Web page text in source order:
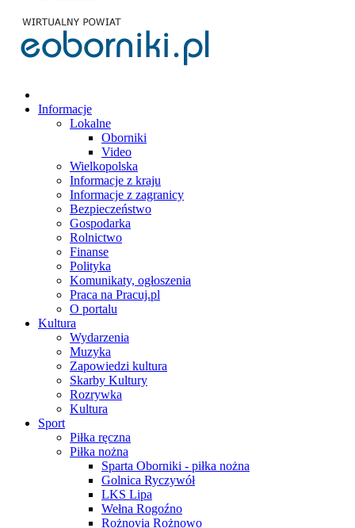
Informacje
Lokalne
Oborniki
Video
Wielkopolska
Informacje z kraju
Informacje z zagranicy
Bezpieczeństwo
Gospodarka
Rolnictwo
Finanse
Polityka
Komunikaty, ogłoszenia
Praca na Pracuj.pl
O portalu
Kultura
Wydarzenia
Muzyka
Zapowiedzi kultura
Skarby Kultury
Rozrywka
Kultura
Sport
Piłka ręczna
Piłka nożna
Sparta Oborniki - piłka nożna
Golnica Ryczywół
LKS Lipa
Wełna Rogoźno
Rożnovia Rożnowo